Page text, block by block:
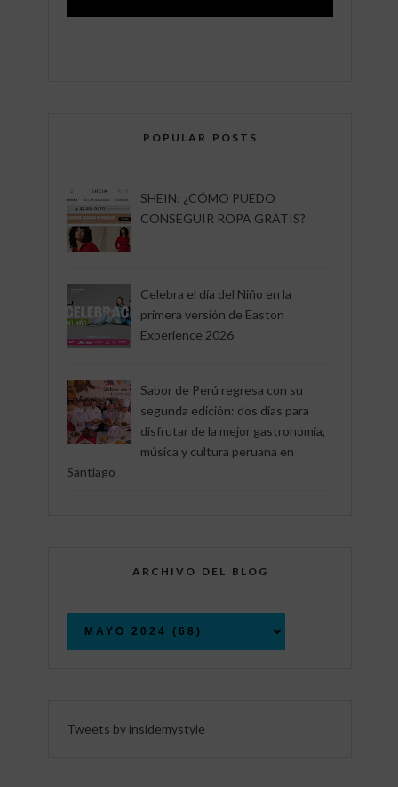
POPULAR POSTS
SHEIN: ¿CÓMO PUEDO
CONSEGUIR ROPA GRATIS?
Celebra el día del Niño en la
primera versión de Easton
Experience 2026
Sabor de Perú regresa con su
segunda edición: dos días para
disfrutar de la mejor gastronomía,
música y cultura peruana en
Santiago
ARCHIVO DEL BLOG
Tweets by insidemystyle